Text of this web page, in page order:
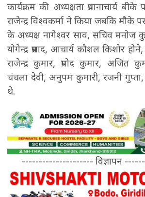
कार्यक्रम की अध्यक्षता प्रधानाचार्य
राजेन्द्र विश्वकर्मा ने किया जबकि मौके पर
के अध्यक्ष नागेश्वर साव, सचिव मनोज
योगेन्द्र प्रसाद, आचार्य कौशल किशोर
राजेन्द्र कुमार, प्रमोद कुमार, अजित
चंचला देवी, अनुपम कुमारी, रजनी
थे.
--------------------- विज्ञापन